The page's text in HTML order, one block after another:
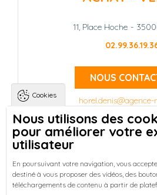
11, Place Hoche -
NOUS
Landing pagesQui sommes-
Réussir votre achat
Découvrez nos programmes
Entreprises : Bureaux &
Cookies
Nous utilisons des
pour améliorer votre
utilisateur
En poursuivant votre navigation, vous
destiné à vous proposer des vidéos, des
téléchargements de contenu à partir de